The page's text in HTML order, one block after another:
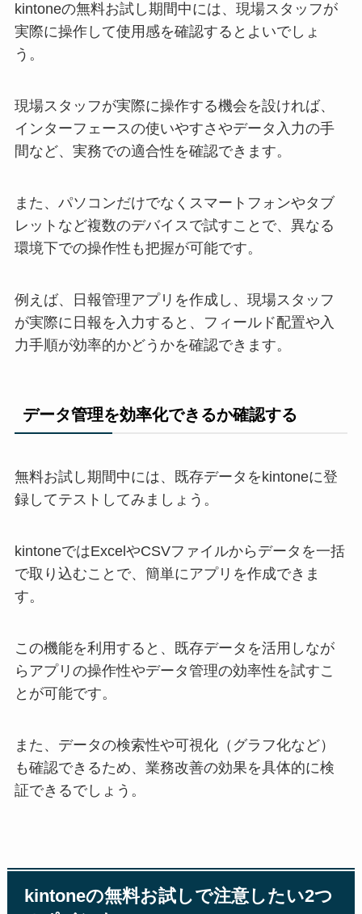
kintoneの無料お試し期間中には、現場スタッフが
実際に操作して使用感を確認するとよいでしょ
う。
現場スタッフが実際に操作する機会を設ければ、
インターフェースの使いやすさやデータ入力の手
間など、実務での適合性を確認できます。
また、パソコンだけでなくスマートフォンやタブ
レットなど複数のデバイスで試すことで、異なる
環境下での操作性も把握が可能です。
例えば、日報管理アプリを作成し、現場スタッフ
が実際に日報を入力すると、フィールド配置や入
力手順が効率的かどうかを確認できます。
データ管理を効率化できるか確認する
無料お試し期間中には、既存データをkintoneに登
録してテストしてみましょう。
kintoneではExcelやCSVファイルからデータを一括
で取り込むことで、簡単にアプリを作成できま
す。
この機能を利用すると、既存データを活用しなが
らアプリの操作性やデータ管理の効率性を試すこ
とが可能です。
また、データの検索性や可視化（グラフ化など）
も確認できるため、業務改善の効果を具体的に検
証できるでしょう。
kintoneの無料お試しで注意したい2つ